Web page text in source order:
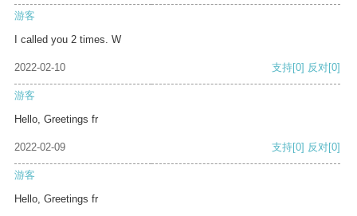
游客
I called you 2 times. W
2022-02-10 支持[0] 反对[0]
游客
Hello, Greetings fr
2022-02-09 支持[0] 反对[0]
游客
Hello, Greetings fr